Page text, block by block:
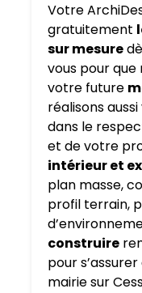
Votre
gratuitement
sur mesure
vous pour
votre future
réalisons
dans le
et de votre
intérieur et
plan masse,
profil terrain,
construire
pour
mairie sur